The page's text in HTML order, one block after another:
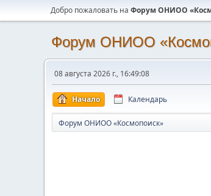
Добро пожаловать на Форум ОНИОО
Форум ОНИОО
08 августа 2026 г., 16:49:08
Начало Календарь
Форум ОНИОО «Космопоиск»